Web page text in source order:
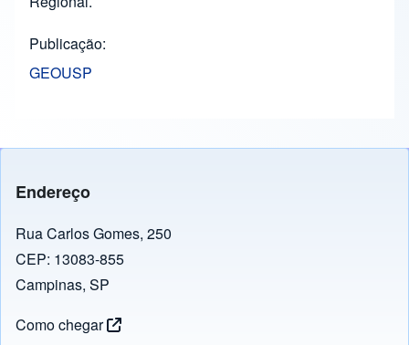
Publicação
GEOUSP
Endereço
Rua Carlos Gomes, 250
CEP: 13083-855
Campinas, SP
Como chegar